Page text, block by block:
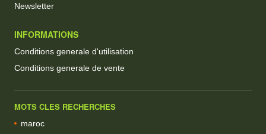
Newsletter
INFORMATIONS
Conditions generale d'utilisation
Conditions generale de vente
MOTS CLES RECHERCHES
maroc